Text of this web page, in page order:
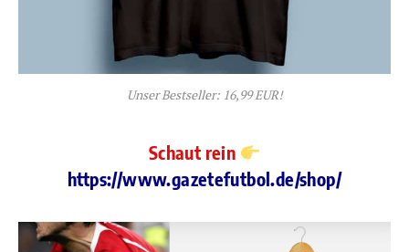
Unser Bestseller: 16,99 EUR!
Schaut rein
https://www.gazetefutbol.de/shop/